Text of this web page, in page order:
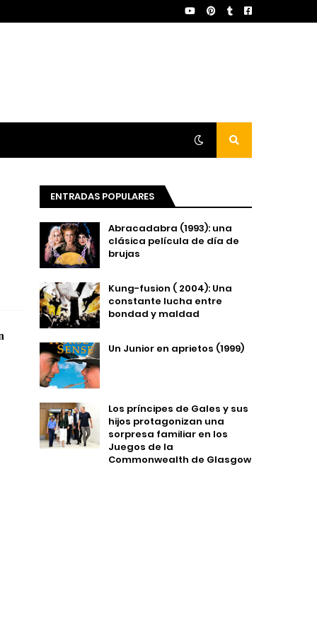
ENTRADAS POPULARES
Abracadabra (1993): una
clásica película de día de
brujas
Kung-fusion ( 2004): Una
constante lucha entre
bondad y maldad
Un Junior en aprietos (1999)
Los príncipes de Gales y sus
hijos protagonizan una
sorpresa familiar en los
Juegos de la
Commonwealth de Glasgow